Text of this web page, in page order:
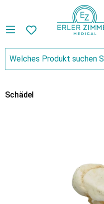
Schädel